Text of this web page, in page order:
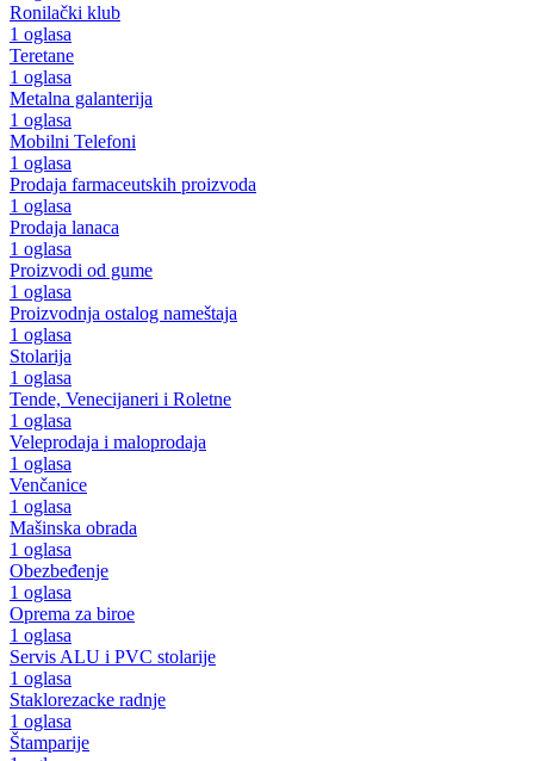
Ronilački klub
1 oglasa
Teretane
1 oglasa
Metalna galanterija
1 oglasa
Mobilni Telefoni
1 oglasa
Prodaja farmaceutskih proizvoda
1 oglasa
Prodaja lanaca
1 oglasa
Proizvodi od gume
1 oglasa
Proizvodnja ostalog nameštaja
1 oglasa
Stolarija
1 oglasa
Tende, Venecijaneri i Roletne
1 oglasa
Veleprodaja i maloprodaja
1 oglasa
Venčanice
1 oglasa
Mašinska obrada
1 oglasa
Obezbeđenje
1 oglasa
Oprema za biroe
1 oglasa
Servis ALU i PVC stolarije
1 oglasa
Staklorezacke radnje
1 oglasa
Štamparije